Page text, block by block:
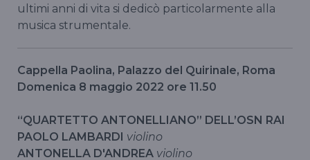
ultimi anni di vita si dedicò particolarmente alla
musica strumentale.
Cappella Paolina, Palazzo del Quirinale, Roma
Domenica 8 maggio 2022 ore 11.50
“QUARTETTO ANTONELLIANO” DELL’OSN RAI
PAOLO LAMBARDI violino
ANTONELLA D'ANDREA violino